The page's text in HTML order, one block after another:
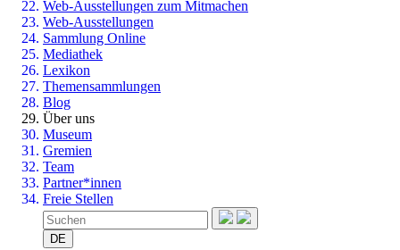
Web-Ausstellungen zum Mitmachen
Web-Ausstellungen
Sammlung Online
Mediathek
Lexikon
Themensammlungen
Blog
Über uns
Museum
Gremien
Team
Partner*innen
Freie Stellen
DE